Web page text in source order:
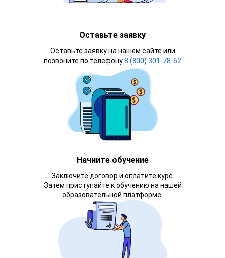
Оставьте заявку
Оставьте заявку на нашем сайте или
позвоните по телефону8 (800) 301-78-62
Начните обучение
Заключите договор и оплатите курс.
Затем приступайте к обучению на нашей
образовательной платформе.